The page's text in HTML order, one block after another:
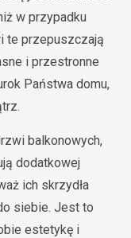
w przypadku
te przepuszczają
i przestronne
Państwa domu,
balkonowych,
dodatkowej
ich skrzydła
siebie. Jest to
estetykę i